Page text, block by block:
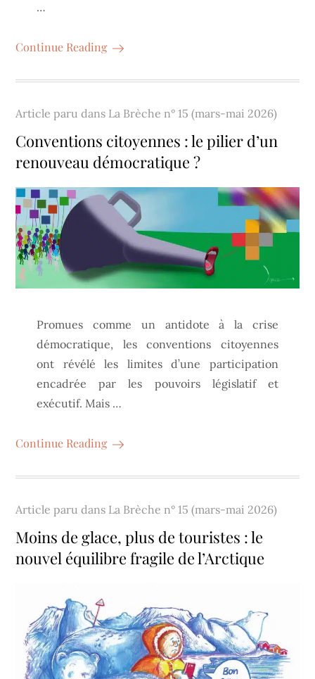
…
Continue Reading
Article paru dans La Brèche n° 15 (mars-mai 2026)
Conventions citoyennes : le pilier d’un
renouveau démocratique ?
Promues comme un antidote à la crise
démocratique, les conventions citoyennes
ont révélé les limites d’une participation
encadrée par les pouvoirs législatif et
exécutif. Mais …
Continue Reading
Article paru dans La Brèche n° 15 (mars-mai 2026)
Moins de glace, plus de touristes : le
nouvel équilibre fragile de l’Arctique